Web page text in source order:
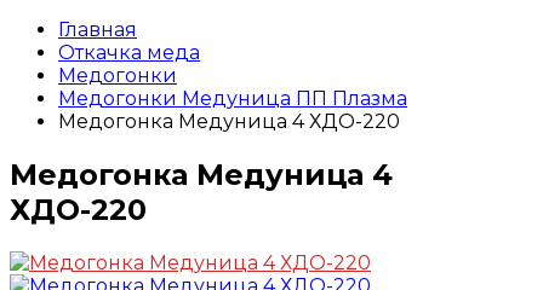
Главная
Откачка меда
Медогонки
Медогонки Медуница ПП Плазма
Медогонка Медуница 4 ХДО-220
Медогонка Медуница 4
ХДО-220